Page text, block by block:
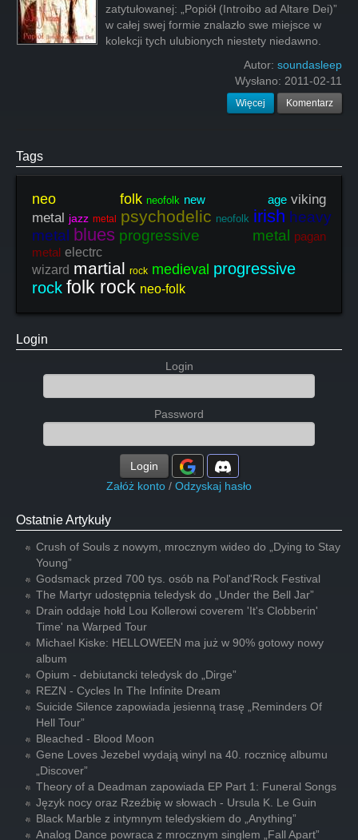
zatytułowanej: „Popiół (Introibo ad Altare Dei)”
w całej swej formie znalazło swe miejsce w
kolekcji tych ulubionych niestety niedawno.
Autor: soundasleep
Wysłano: 2011-02-11
Więcej Komentarz
Tags
neo folk neofolk new age viking
metal jazz metal psychodelic neofolk irish heavy
metal blues progressive metal
pagan
metal electrc
wizard martial rock medieval progressive
rock folk rock neo-folk
Login
Login
Password
Login
Załóż konto / Odzyskaj hasło
Ostatnie Artykuły
Crush of Souls z nowym, mrocznym wideo do „Dying to Stay
Young”
Godsmack przed 700 tys. osób na Pol'and'Rock Festival
The Martyr udostępnia teledysk do „Under the Bell Jar”
Drain oddaje hołd Lou Kollerowi coverem 'It's Clobberin'
Time' na Warped Tour
Michael Kiske: HELLOWEEN ma już w 90% gotowy nowy
album
Opium - debiutancki teledysk do „Dirge”
REZN - Cycles In The Infinite Dream
Suicide Silence zapowiada jesienną trasę „Reminders Of
Hell Tour”
Bleached - Blood Moon
Gene Loves Jezebel wydają winyl na 40. rocznicę albumu
„Discover”
Theory of a Deadman zapowiada EP Part 1: Funeral Songs
Język nocy oraz Rzeźbię w słowach - Ursula K. Le Guin
Black Marble z intymnym teledyskiem do „Anything”
Analog Dance powraca z mrocznym singlem „Fall Apart”